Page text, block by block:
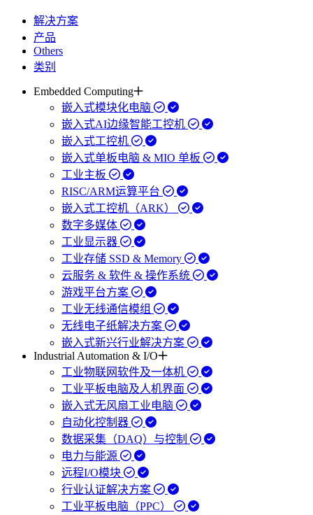
解决方案
产品
Others
类别
Embedded Computing
嵌入式模块化电脑
嵌入式AI边缘智能工控机
嵌入式工控机
嵌入式单板电脑 & MIO 单板
工业主板
RISC/ARM运算平台
嵌入式工控机（ARK）
数字多媒体
工业显示器
工业存储 SSD & Memory
云服务 & 软件 & 操作系统
游戏平台方案
工业无线通信模组
无线电子纸解决方案
嵌入式新兴行业解决方案
Industrial Automation & I/O
工业物联网软件及一体机
工业平板电脑及人机界面
嵌入式无风扇工业电脑
自动化控制器
数据采集（DAQ）与控制
电力与能源
远程I/O模块
行业认证解决方案
工业平板电脑（PPC）